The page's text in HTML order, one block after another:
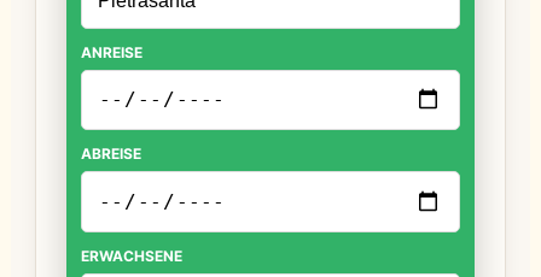
ANREISE
ABREISE
ERWACHSENE